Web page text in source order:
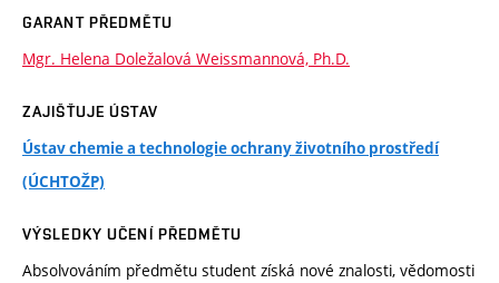
GARANT PŘEDMĚTU
Mgr. Helena Doležalová Weissmannová, Ph.D.
ZAJIŠŤUJE ÚSTAV
Ústav chemie a technologie ochrany životního prostředí
(ÚCHTOŽP)
VÝSLEDKY UČENÍ PŘEDMĚTU
Absolvováním předmětu student získá nové znalosti, vědomosti